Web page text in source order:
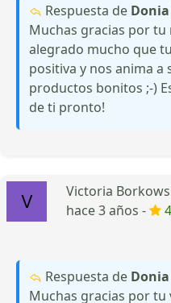
Respuesta de
Muchas gracias por tu
alegrado mucho que
positiva y nos anima
productos bonitos ;-)
de ti pronto!
Victoria
hace 3 años -
Respuesta de
Muchas gracias por